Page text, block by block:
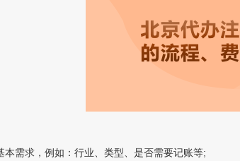
需求，例如：行业、类型、是否需要记账等;